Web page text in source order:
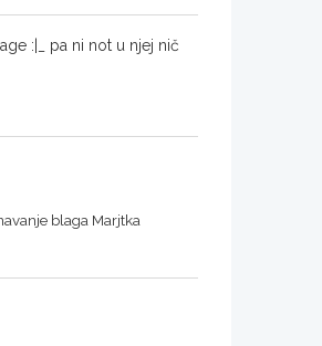
:|_ pa ni not u njej nič
blaga Marjtka